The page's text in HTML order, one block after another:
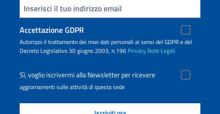
Inserisci la tua email
Accettazione GDPR
Autorizzo il trattamento dei miei dati personali ai sensi del GDPR e del
Decreto Legislativo 30 giugno 2003, n.196 Privacy Note Legali
Sì, voglio iscrivermi alla Newsletter per ricevere
aggiornamenti sulle attività di questa sede